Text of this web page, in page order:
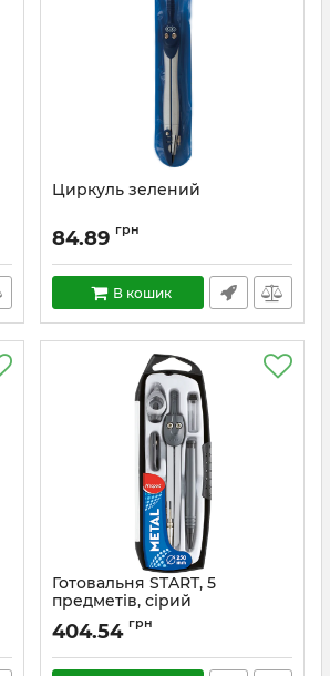
Циркуль зелений
84.89 грн
В кошик
Готовальня START, 5
предметів, сірий
404.54 грн